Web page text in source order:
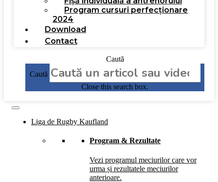
Program cursuri perfecționare
2024
Download
Contact
Caută
Caută
Close this search box.
Liga de Rugby Kaufland
Program & Rezultate
Vezi programul meciurilor care vor
urma și rezultatele meciurilor
anterioare.